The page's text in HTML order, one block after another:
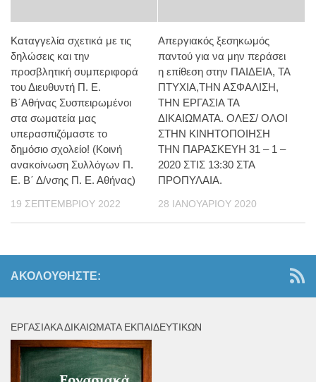
Καταγγελία σχετικά με τις
δηλώσεις και την
προσβλητική συμπεριφορά
του Διευθυντή Π. Ε.
Β΄Αθήνας Συσπειρωμένοι
στα σωματεία μας
υπερασπιζόμαστε το
δημόσιο σχολείο! (Κοινή
ανακοίνωση Συλλόγων Π.
Ε. Β΄ Δ/νσης Π. Ε. Αθήνας)
19 ΣΕΠΤΕΜΒΡΊΟΥ 2022
Απεργιακός ξεσηκωμός
παντού για να μην περάσει
η επίθεση στην ΠΑΙΔΕΙΑ, ΤΑ
ΠΤΥΧΙΑ,ΤΗΝ ΑΣΦΑΛΙΣΗ,
ΤΗΝ ΕΡΓΑΣΙΑ ΤΑ
ΔΙΚΑΙΩΜΑΤΑ. ΟΛΕΣ/ ΟΛΟΙ
ΣΤΗΝ ΚΙΝΗΤΟΠΟΙΗΣΗ
ΤΗΝ ΠΑΡΑΣΚΕΥΗ 31 – 1 –
2020 ΣΤΙΣ 13:30 ΣΤΑ
ΠΡΟΠΥΛΑΙΑ.
28 ΙΑΝΟΥΑΡΊΟΥ 2020
ΑΚΟΛΟΥΘΉΣΤΕ:
ΕΡΓΑΣΙΑΚΆ ΔΙΚΑΙΏΜΑΤΑ ΕΚΠΑΙΔΕΥΤΙΚΏΝ